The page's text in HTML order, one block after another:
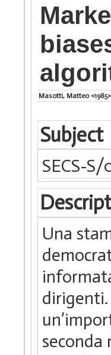
Masotti, Matteo <1985>
Subject
SECS-
Una
seconda